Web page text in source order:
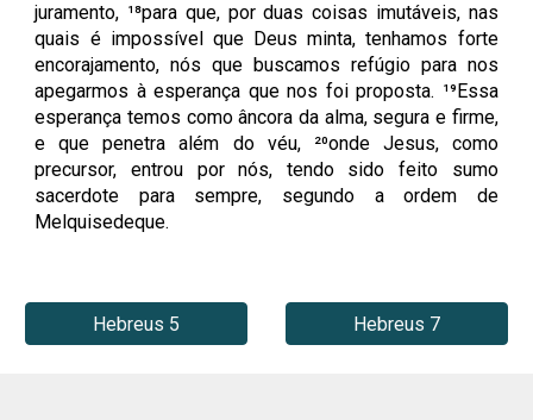
juramento, ¹⁸para que, por duas coisas imutáveis, nas
quais é impossível que Deus minta, tenhamos forte
encorajamento, nós que buscamos refúgio para nos
apegarmos à esperança que nos foi proposta. ¹⁹Essa
esperança temos como âncora da alma, segura e firme,
e que penetra além do véu, ²⁰onde Jesus, como
precursor, entrou por nós, tendo sido feito sumo
sacerdote para sempre, segundo a ordem de
Melquisedeque.
Hebreus 5 Hebreus 7